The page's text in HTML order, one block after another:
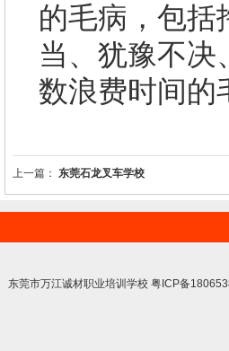
的毛病，包括
当、犹豫不决
数浪费时间的
上一篇： 东莞石龙叉车学校
东莞市万江诚材职业培训学校 粤ICP备